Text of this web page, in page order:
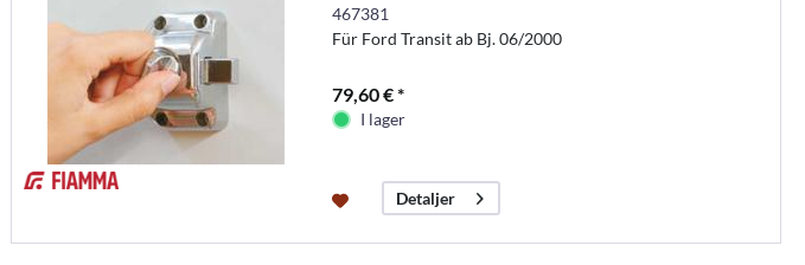
467381
Für Ford Transit ab Bj. 06/2000
79,60 € *
I lager
Detaljer